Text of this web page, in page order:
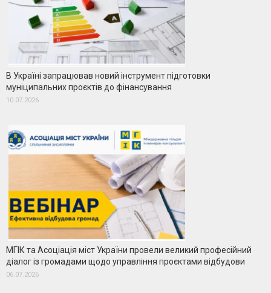
В Україні запрацював новий інструмент підготовки
муніципальних проєктів до фінансування
10.07.2026
МГІК та Асоціація міст України провели великий професійний
діалог із громадами щодо управління проєктами відбудови
06.07.2026